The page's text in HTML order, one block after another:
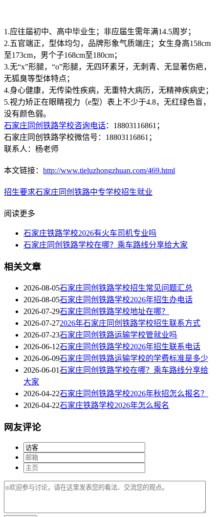
1.应往届初中、高中毕业生；非应届生需年满14.5周岁；
2.五官端正，型体均匀，品牌形象气质端庄；女生身高158cm
至173cm，男个子168cm至180cm；
3.无“x”形腿，“o”形腿，无四环素牙，无刺青、无显著伤疤，
无狐臭等型体特点；
4.身心健康，无传染性疾病，无重特大病历，无精神疾病史；
5.视力矫正在眼睛视力（e型）表上不少于4.8，无红绿色盲，
没有颜色弱。
石家庄同创铁路学校咨询电话：18803116861；
石家庄同创铁路学校微信号：18803116861；
联系人：杨老师
本文链接： http://www.tieluzhongzhuan.com/469.html
招生要求石家庄同创铁路中专学校招生就业
阅读更多
石家庄铁路学校2026有火车司机专业吗
石家庄同创铁路学校在哪？乘车路线分享给大家
相关文章
2026-08-05石家庄同创铁路学校招生常见问题汇总
2026-08-05石家庄同创铁路学校2026年招生办电话
2026-07-29石家庄同创铁路学校地址在哪？
2026-07-272026年石家庄同创铁路学校招生联系方式
2026-07-23石家庄同创铁路运输学校管就业吗
2026-06-12石家庄同创铁路学校2026年招生联系电话
2026-06-09石家庄同创铁路运输学校的学费标准是多少
2026-06-01石家庄同创铁路学校在哪？乘车路线分享给
大家
2026-04-22石家庄同创铁路学校2026年秋招怎么报名？
2026-04-22石家庄铁路学校2026年怎么报名
网友评论